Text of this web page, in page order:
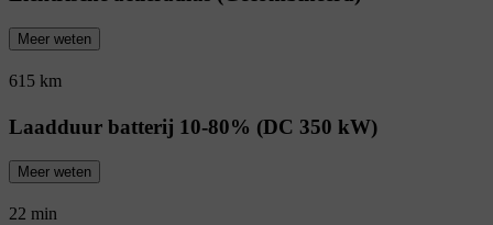
Meer weten
615 km
Laadduur batterij 10-80% (DC 350 kW)
Meer weten
22 min